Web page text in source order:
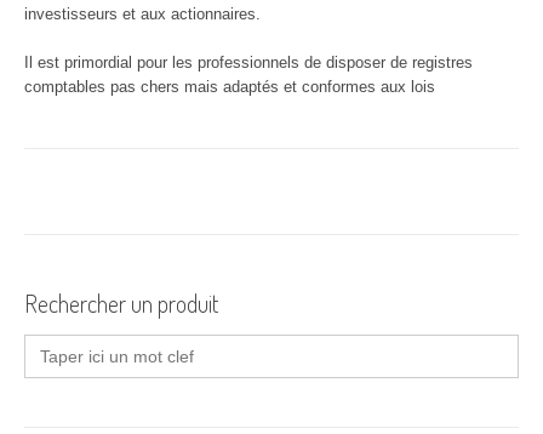
investisseurs et aux actionnaires.
Il est primordial pour les professionnels de disposer de registres
comptables pas chers mais adaptés et conformes aux lois
Rechercher un produit
Search
for: